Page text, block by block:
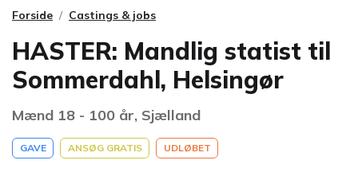
Forside Castings & jobs
HASTER: Mandlig statist til
Sommerdahl, Helsingør
Mænd 18 - 100 år, Sjælland
GAVE ANSØG GRATIS UDLØBET